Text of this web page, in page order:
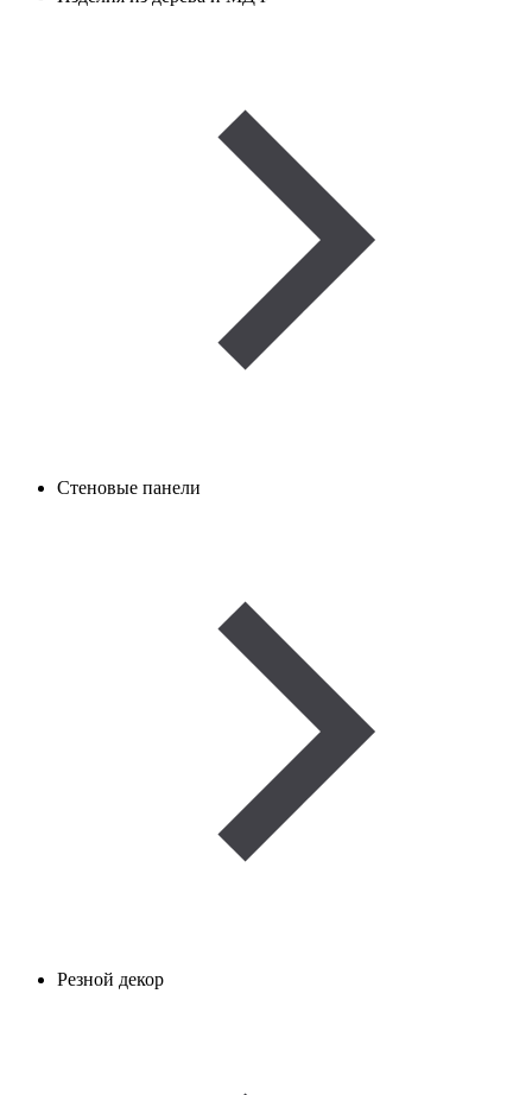
Стеновые панели
Резной декор